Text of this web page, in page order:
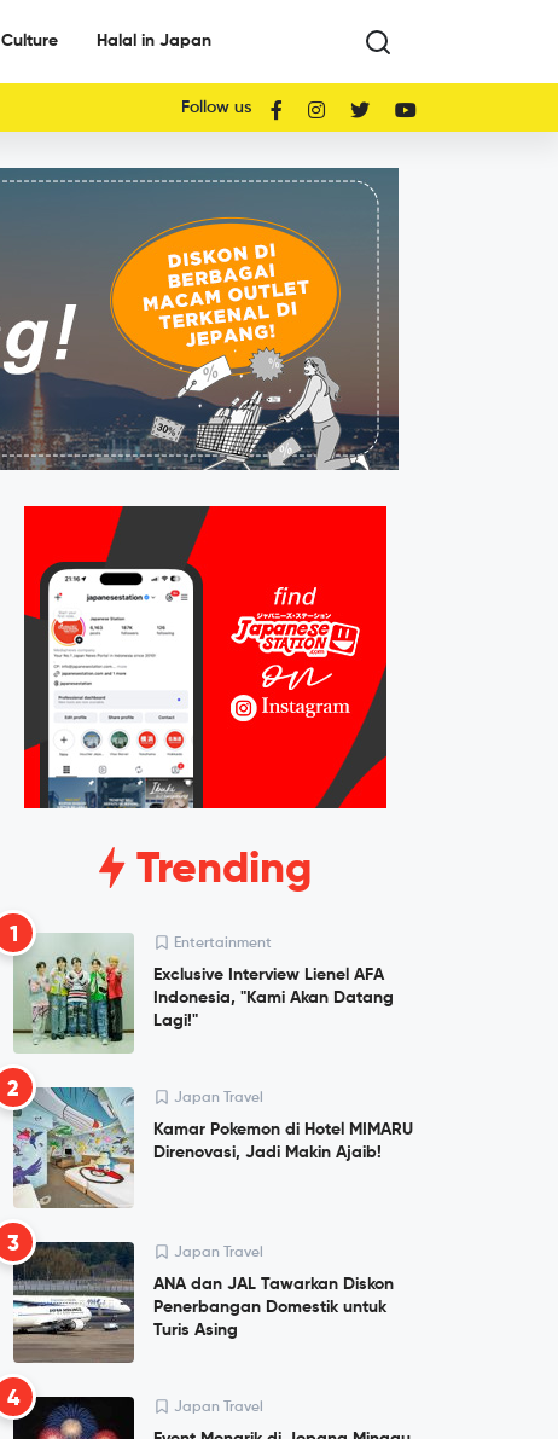
Culture Halal in Japan
Follow us
Trending
1 Entertainment
Exclusive Interview Lienel AFA
Indonesia, "Kami Akan Datang
Lagi!"
2 Japan Travel
Kamar Pokemon di Hotel MIMARU
Direnovasi, Jadi Makin Ajaib!
3 Japan Travel
ANA dan JAL Tawarkan Diskon
Penerbangan Domestik untuk
Turis Asing
4 Japan Travel